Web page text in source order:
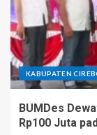
KABUPATEN
BUMDes
Rp100 Juta